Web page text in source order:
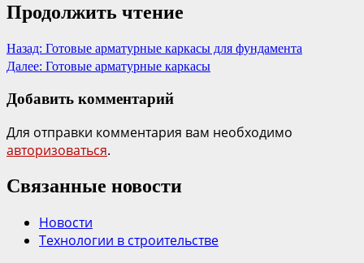
Продолжить чтение
Назад: Готовые арматурные каркасы для фундамента
Далее: Готовые арматурные каркасы
Добавить комментарий
Для отправки комментария вам необходимо
авторизоваться.
Связанные новости
Новости
Технологии в строительстве